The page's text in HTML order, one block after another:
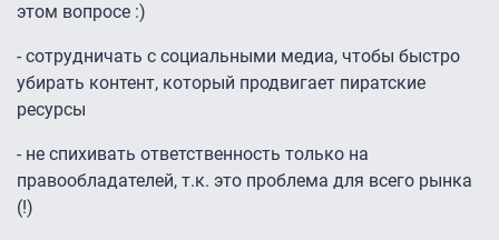
этом вопросе :)
- сотрудничать с социальными медиа, чтобы быстро
убирать контент, который продвигает пиратские
ресурсы
- не спихивать ответственность только на
правообладателей, т.к. это проблема для всего рынка
(!)